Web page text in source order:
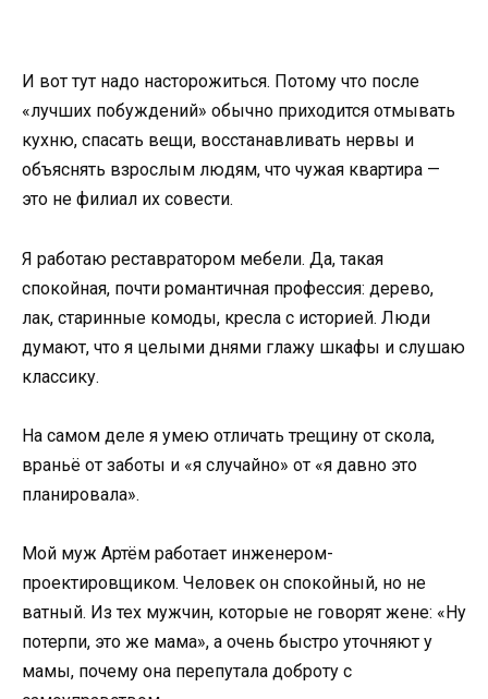
И вот тут надо насторожиться. Потому что после
«лучших побуждений» обычно приходится отмывать
кухню, спасать вещи, восстанавливать нервы и
объяснять взрослым людям, что чужая квартира —
это не филиал их совести.
Я работаю реставратором мебели. Да, такая
спокойная, почти романтичная профессия: дерево,
лак, старинные комоды, кресла с историей. Люди
думают, что я целыми днями глажу шкафы и слушаю
классику.
На самом деле я умею отличать трещину от скола,
враньё от заботы и «я случайно» от «я давно это
планировала».
Мой муж Артём работает инженером-
проектировщиком. Человек он спокойный, но не
ватный. Из тех мужчин, которые не говорят жене: «Ну
потерпи, это же мама», а очень быстро уточняют у
мамы, почему она перепутала доброту с